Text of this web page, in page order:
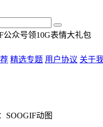
公众号领10G表情大礼包
精选专题 用户协议 关于我
SOOGIF动图